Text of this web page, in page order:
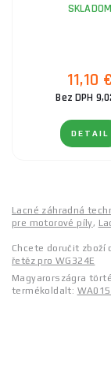
SKLADOM
11,10 €
Bez DPH
DETAIL
Lacné záhradná
pre motorové píly,
Chcete doručit zboží
řetěz pro WG324E
Magyarországra
termékoldalt: